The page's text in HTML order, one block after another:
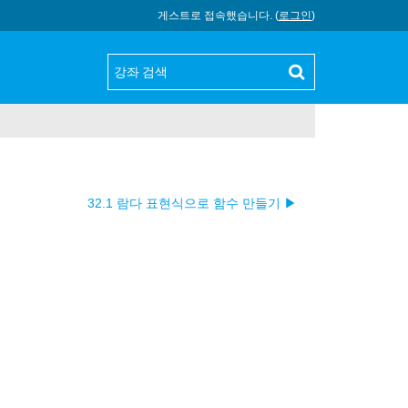
게스트로 접속했습니다. (로그인)
32.1 람다 표현식으로 함수 만들기 ▶︎